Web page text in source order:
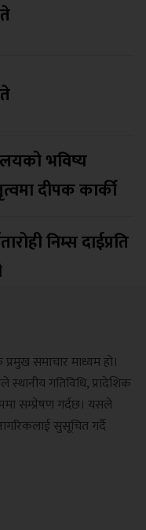
भविष्य
दीपक कार्की
निम्स दाईप्रति
समाचार माध्यम हो।
स्थानीय गतिविधि, प्रादेशिक
सम्प्रेषण गर्दछ। यसले
सुसूचित गर्दै